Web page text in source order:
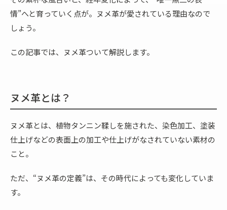
情”へと育っていく点が。ヌメ革が愛されている理由なので
しょう。
この記事では、ヌメ革ついて解説します。
ヌメ革とは？
ヌメ革とは、植物タンニン鞣しを施された、染色加工、塗装
仕上げなどの表面上の加工や仕上げがなされていない素材の
こと。
ただ、“ヌメ革の定義”は、その時代によっても変化していま
す。